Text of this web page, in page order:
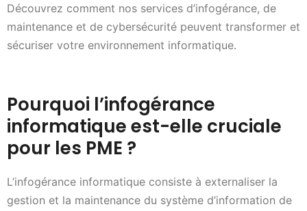
Découvrez comment nos services d’infogérance, de
maintenance et de cybersécurité peuvent transformer et
sécuriser votre environnement informatique.
Pourquoi l’infogérance
informatique est-elle cruciale
pour les PME ?
L’infogérance informatique consiste à externaliser la
gestion et la maintenance du système d’information de